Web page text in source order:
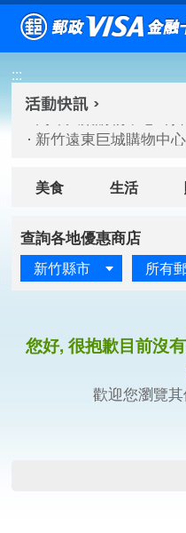
跳到主要內容區塊
:::
高雄大樂購物中心 刷
臺北三創生活 有點東
高雄大樂購物中心 刷
新竹遠東巨城購物中
美食 生活
查詢各地優惠商店
新竹縣市 所有
您好, 很抱歉目前沒
歡迎您瀏覽